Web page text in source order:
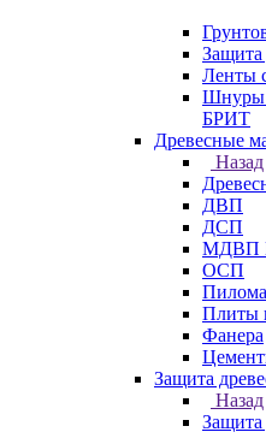
Ленты
Шнуры
БРИТ
Древесные
Назад
ДВП
ДСП
МДВП
ОСП
Плиты
Фанера
Защита
Назад
Защита